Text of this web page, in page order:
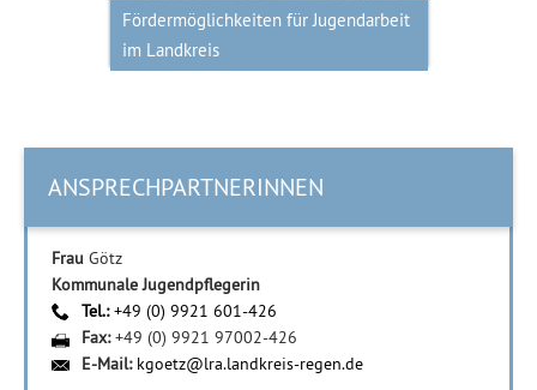
Fördermöglichkeiten für Jugendarbeit
im Landkreis
ANSPRECHPARTNERINNEN
Frau Götz
Kommunale Jugendpflegerin
Tel.:+49 (0) 9921 601-426
Fax:+49 (0) 9921 97002-426
E-Mail: kgoetz@lra.landkreis-regen.de